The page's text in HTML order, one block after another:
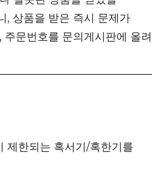
, 상품을 받은 즉시 문제가
문번호를 문의게시판에 올려
제한되는 혹서기/혹한기를